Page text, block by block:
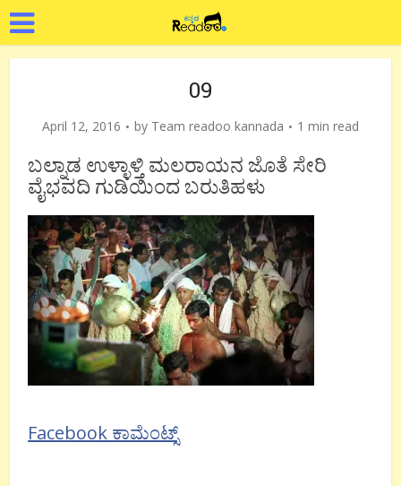
09
April 12, 2016 by Team readoo kannada 1 min read
ಬಲ್ನಾಡ ಉಳ್ಳಾಳ್ತಿ ಮಲರಾಯನ ಜೊತೆ ಸೇರಿ
ವೈಭವದಿ ಗುಡಿಯಿಂದ ಬರುತಿಹಳು
Facebook ಕಾಮೆಂಟ್ಸ್